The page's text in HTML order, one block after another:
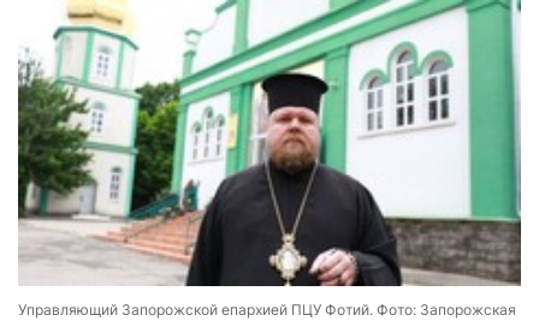
Управляющий Запорожской епархией ПЦУ Фотий. Фото: Запорожская